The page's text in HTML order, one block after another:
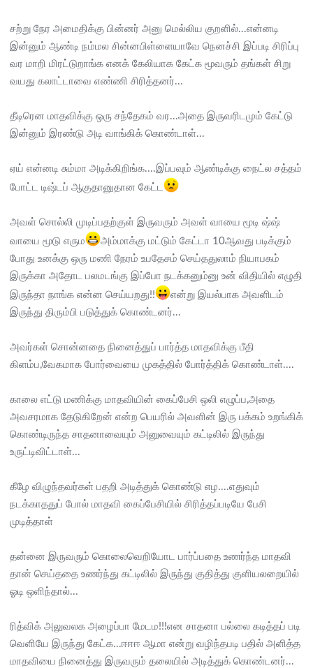
சற்று நேர அமைதிக்கு பின்னர் அனு மெல்லிய குறளில்...என்னடி
இன்னும் ஆண்டி நம்மல சின்னபிள்ளையாவே நெனச்சி இப்படி சிரிப்பு
வர மாறி மிரட்டுறாங்க எனக் கேலியாக கேட்க மூவரும் தங்கள் சிறு
வயது கலாட்டாவை எண்ணி சிரித்தனர்...
தீடிரென மாதவிக்கு ஒரு சந்தேகம் வர...அதை இருவரிடமும் கேட்டு
இன்னும் இரண்டு அடி வாங்கிக் கொண்டாள்...
ஏய் என்னடி சும்மா அடிக்கிறிங்க....இப்பவும் ஆண்டிக்கு நைட்ல சத்தம்
போட்ட டிஷ்டப் ஆகுதானுதான கேட்ட
அவள் சொல்லி முடிப்பதற்குள் இருவரும் அவள் வாயை மூடி ஷ்ஷ்
வாயை மூடு எரும
அம்மாக்கு மட்டும் கேட்டா 10ஆவது படிக்கும்
போது உனக்கு ஒரு மணி நேரம் உபதேசம் செய்ததுலாம் நியாபகம்
இருக்கா அதோட பலமடங்கு இப்போ நடக்கனும்னு உன் விதியில் எழுதி
இருந்தா நாங்க என்ன செய்யறது!!
என்று இயல்பாக அவளிடம்
இருந்து திரும்பி படுத்துக் கொண்டனர்...
அவர்கள் சொன்னதை நினைத்துப் பார்த்த மாதவிக்கு பீதி
கிளம்ப,வேகமாக போர்வையை முகத்தில் போர்த்திக் கொண்டாள்....
காலை எட்டு மணிக்கு மாதவியின் கைப்பேசி ஒலி எழுப்ப,அதை
அவசரமாக தேடுகிறேன் என்ற பெயரில் அவளின் இரு பக்கம் உறங்கிக்
கொண்டிருந்த சாதனாவையும் அனுவையும் கட்டிலில் இருந்து
உருட்டிவிட்டாள்...
கீழே விழுந்தவர்கள் பதறி அடித்துக் கொண்டு எழ....எதுவும்
நடக்காததுப் போல் மாதவி கைப்பேசியில் சிரித்தப்படியே பேசி
முடித்தாள்
தன்னை இருவரும் கொலைவெறியோட பார்ப்பதை உணர்ந்த மாதவி
தான் செய்ததை உணர்ந்து கட்டிலில் இருந்து குதித்து குளியலறையில்
ஓடி ஒளிந்தால்...
ரித்விக் அலுவலக அழைப்பா மேடம!!!என சாதனா பல்லை கடித்தப் படி
வெளியே இருந்து கேட்க...ஈஈஈ ஆமா என்று வழிந்தபடி பதில் அளித்த
மாதவியை நினைத்து இருவரும் தலையில் அடித்துக் கொண்டனர்...